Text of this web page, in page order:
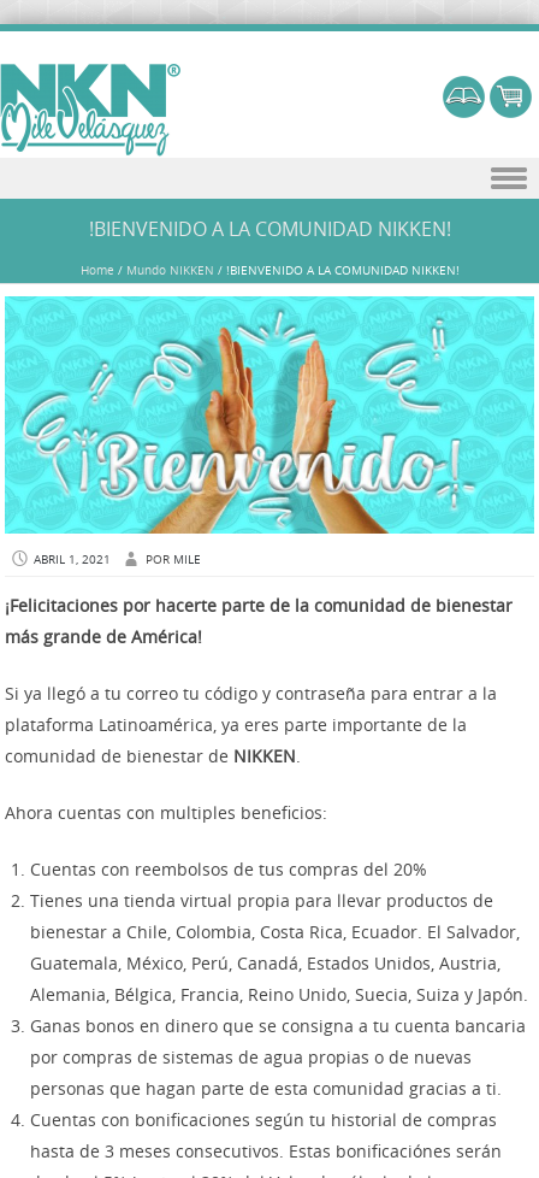
!BIENVENIDO A LA COMUNIDAD NIKKEN!
Home / Mundo NIKKEN /!BIENVENIDO A LA COMUNIDAD NIKKEN!
ABRIL 1, 2021 POR MILE
¡Felicitaciones por hacerte parte de la comunidad de bienestar
más grande de América!
Si ya llegó a tu correo tu código y contraseña para entrar a la
plataforma Latinoamérica, ya eres parte importante de la
comunidad de bienestar de NIKKEN.
Ahora cuentas con multiples beneficios:
Cuentas con reembolsos de tus compras del 20%
Tienes una tienda virtual propia para llevar productos de
bienestar a Chile, Colombia, Costa Rica, Ecuador. El Salvador,
Guatemala, México, Perú, Canadá, Estados Unidos, Austria,
Alemania, Bélgica, Francia, Reino Unido, Suecia, Suiza y Japón.
Ganas bonos en dinero que se consigna a tu cuenta bancaria
por compras de sistemas de agua propias o de nuevas
personas que hagan parte de esta comunidad gracias a ti.
Cuentas con bonificaciones según tu historial de compras
hasta de 3 meses consecutivos. Estas bonificaciónes serán